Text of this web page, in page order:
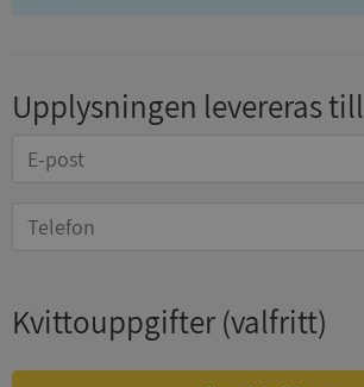
Upplysningen levereras till
Kvittouppgifter(valfritt)